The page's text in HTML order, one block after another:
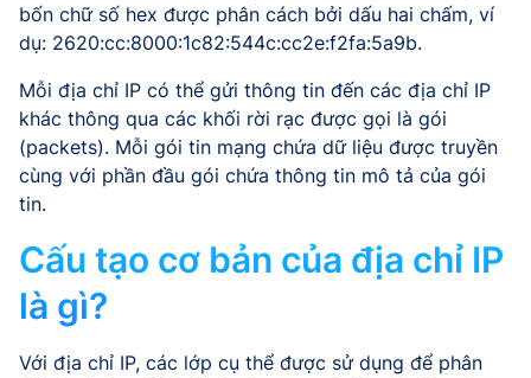
bốn chữ số hex được phân cách bởi dấu hai chấm, ví
dụ: 2620:cc:8000:1c82:544c:cc2e:f2fa:5a9b.
Mỗi địa chỉ IP có thể gửi thông tin đến các địa chỉ IP
khác thông qua các khối rời rạc được gọi là gói
(packets). Mỗi gói tin mạng chứa dữ liệu được truyền
cùng với phần đầu gói chứa thông tin mô tả của gói
tin.
Cấu tạo cơ bản của địa chỉ IP
là gì?
Với địa chỉ IP, các lớp cụ thể được sử dụng để phân